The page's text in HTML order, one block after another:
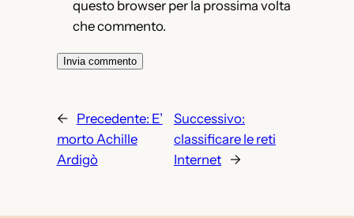
questo browser per la prossima volta
che commento.
← Precedente: E’
morto Achille
Ardigò
Successivo:
classificare le reti
Internet
→